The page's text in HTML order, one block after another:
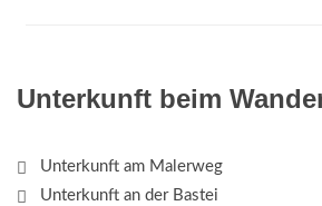
Unterkunft beim
Unterkunft am Malerweg
Unterkunft an der Bastei